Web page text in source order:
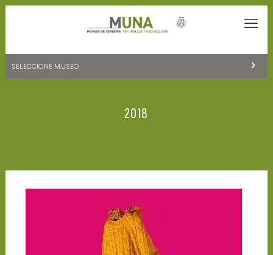
SELECCIONE MUSEO
CENTRO DE DOCUMENTACIÓN DE CANARIAS Y AMÉRICA
2018